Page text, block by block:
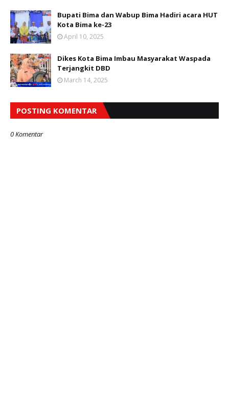
Bupati Bima dan Wabup Bima Hadiri acara HUT
Kota Bima ke-23
April 10, 2025
Dikes Kota Bima Imbau Masyarakat Waspada
Terjangkit DBD
March 14, 2025
POSTING KOMENTAR
0 Komentar